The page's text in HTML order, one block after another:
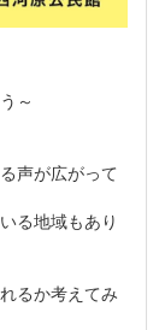
～
声が広がって
る地域もあり
るか考えてみ